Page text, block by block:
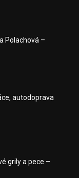
Polachová –
autodoprava
grily a pece –